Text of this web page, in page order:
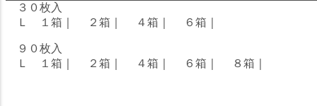
３０枚入
Ｌ １箱
２箱 ４箱 ６箱
９０枚入
Ｌ １箱
２箱 ４箱 ６箱 ８箱